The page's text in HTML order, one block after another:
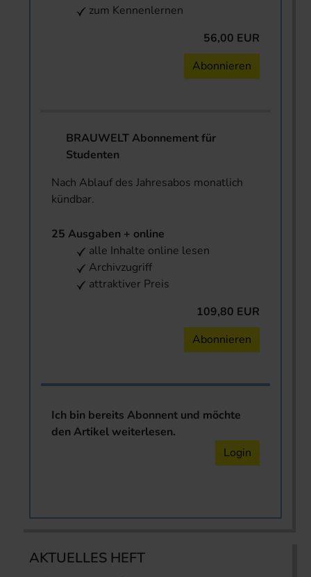
zum Kennenlernen
56,00 EUR
Abonnieren
BRAUWELT Abonnement für
Studenten
Nach Ablauf des Jahresabos monatlich
kündbar.
25 Ausgaben + online
alle Inhalte online lesen
Archivzugriff
attraktiver Preis
109,80 EUR
Abonnieren
Ich bin bereits Abonnent und möchte
den Artikel weiterlesen.
Login
AKTUELLES HEFT